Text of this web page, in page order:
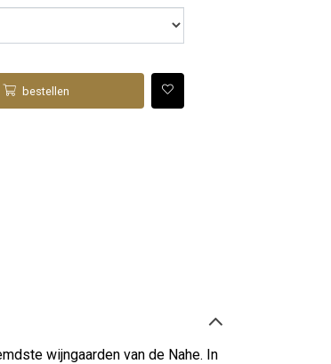
bestellen
wijngaarden van de Nahe. In